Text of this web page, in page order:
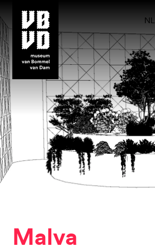
museum van Bommel van Dam
NL
Mal­va